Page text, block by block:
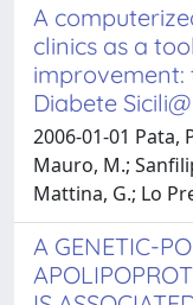
A
clinics as a
improvement:
Diabete Sicili@
2006-01-01 Pata,
Mauro, M.;
Mattina, G.; Lo
A GENETIC-